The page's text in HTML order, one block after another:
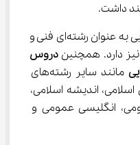
لازم به ذکر است که رشته کتاب آرایی به عنوان رشته‌ای فنی و
دارد. همچنین دروس
مانند سایر رشته‌های
اندیشه اسلامی،
انگلیسی عمومی و